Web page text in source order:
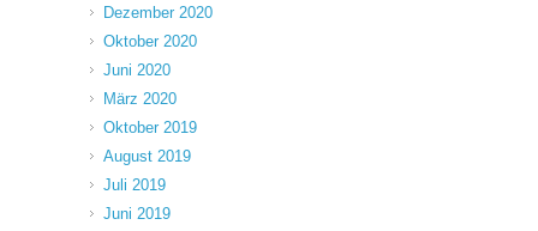
Dezember 2020
Oktober 2020
Juni 2020
März 2020
Oktober 2019
August 2019
Juli 2019
Juni 2019